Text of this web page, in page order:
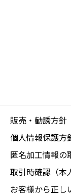
販売・勧誘方針
個人情報保護方
匿名加工情報の
取引時確認（本
お客様から正し